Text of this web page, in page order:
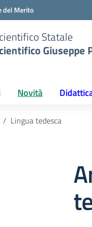
del Merito
Statale
Giuseppe
Novità
Lingua tedesca